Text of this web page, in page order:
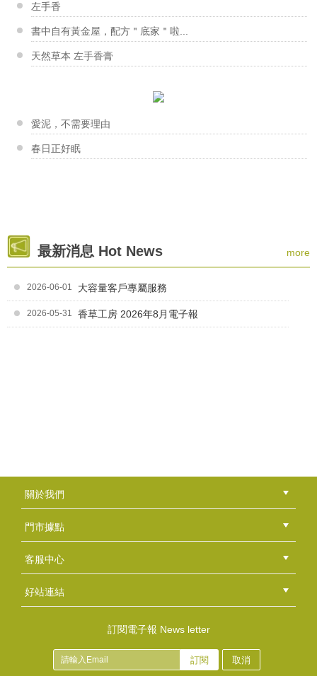
黃威今老師
『不但要皂實用，更要讓皂好看，期望能把手工皂帶進藝...
莊曉靜老師
靈感滿天飛的曉靜老師，最愛的就是賦予皂邊新生命。 ...
羅青青店長
張素幸老師
「推廣手工皂」是張老師畢生的使命，張老師深深地期盼...
製作手工皂的過程充滿驚喜與期待，希望每個人都能享受...
假日親子做皂去~ 永康社大在保生宮的蘭花杯子蛋糕...
香草工房淡水店-胺基酸晶妍皂 & 起泡劑的解析
香草工房苗栗店-口紅盤與一條根舒緩露DIY
感謝西湖鄉婦女會 傅美珍理事長的邀請~ 口紅盤與...
你把臉洗乾淨了嗎
生活一成不變嗎？8個把每一天都...
初秋跟你一起學按摩
左手香
書中自有黃金屋，配方＂底家＂啦...
天然草本 左手香膏
愛泥，不需要理由
春日正好眠
最新消息 Hot News more
2026-06-01 大容量客戶專屬服務
2026-05-31 香草工房 2026年8月電子報
關於我們
公司簡介
品牌故事
最新消息
隱私權聲明
版權聲明
門市據點
總部
北區
中區
南區
東區
海外
客服中心
會員等級
購物流程
訂單查詢
常見問題
海外訂購流程
連絡我們
下載專區
紅利點數
好站連結
訂閱電子報 News letter
訂閱 取消